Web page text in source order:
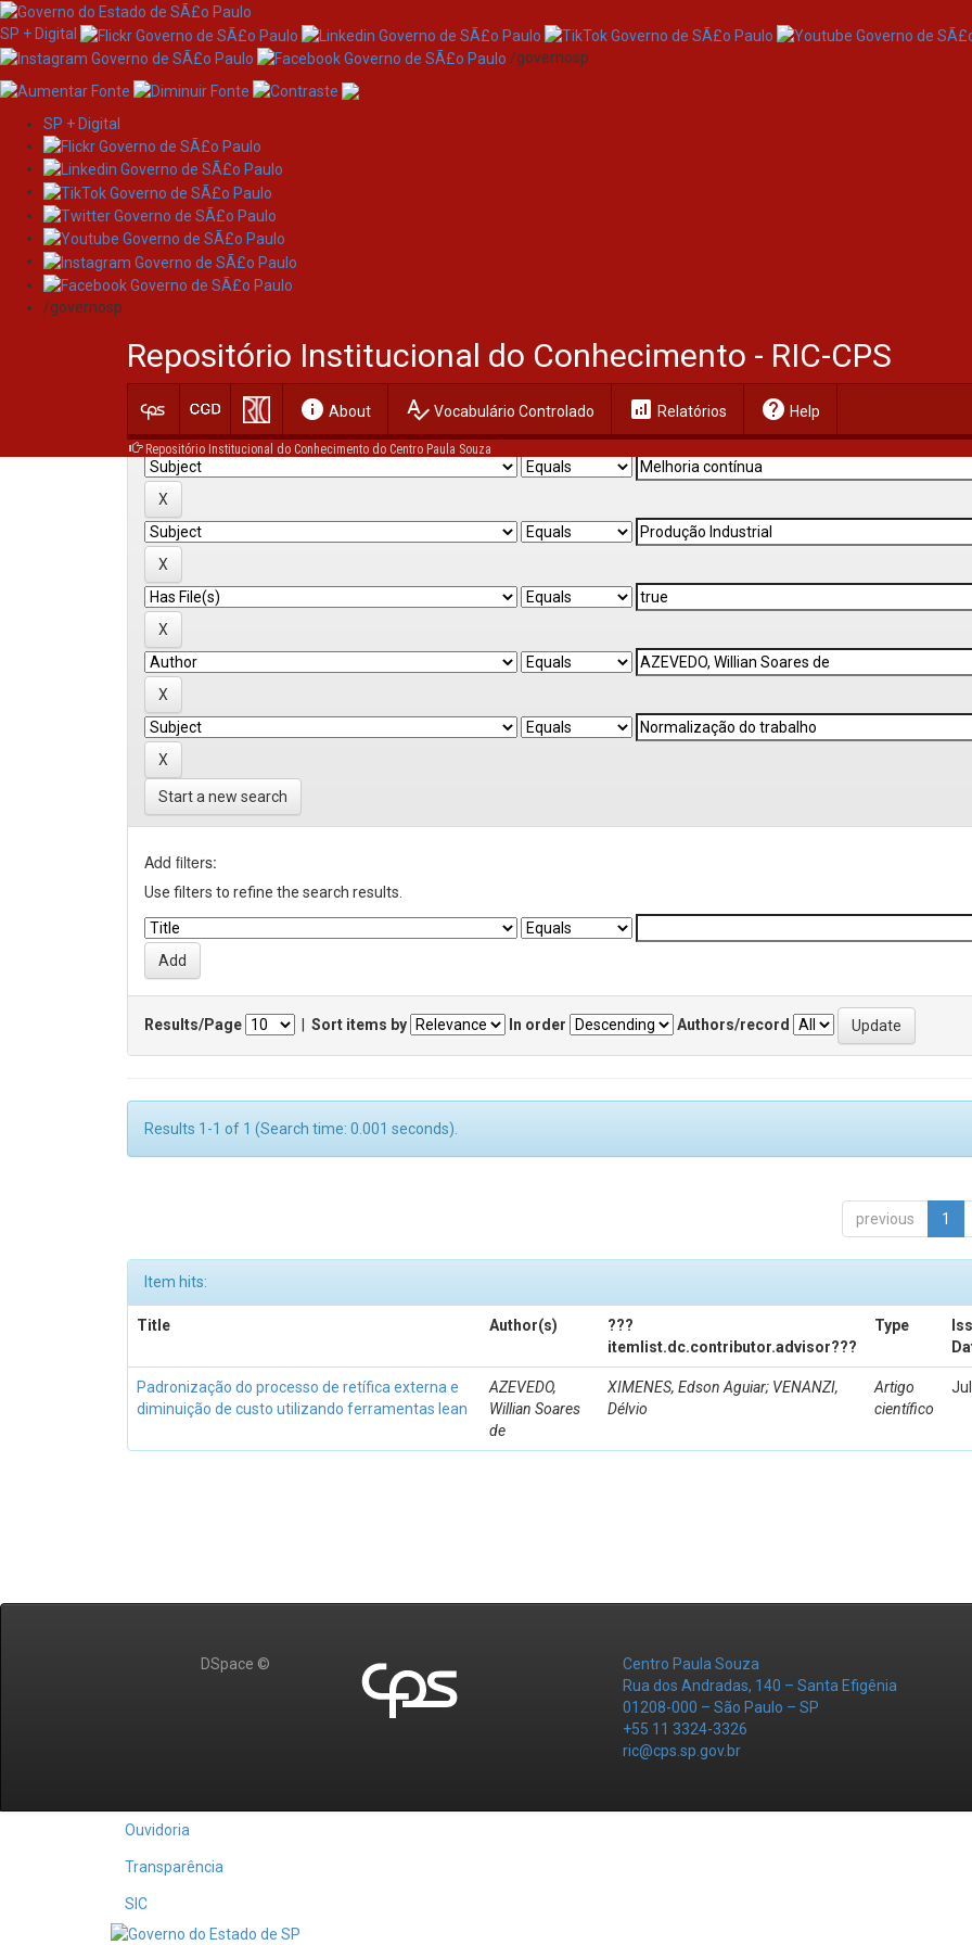
Skip
navigation
SP + Digital
/governosp
SP + Digital
/governosp
Repositório Institucional do Conhecimento - RIC-CPS
info About spellcheck Vocabulário Controlado analytics Relatórios help Help
Repositório Institucional do Conhecimento do Centro Paula Souza
Search
Current filters:
Start a new search
Add filters:
Use filters to refine the search results.
Results/Page Sort items by In order Authors/record
Results 1-1 of 1 (Search time: 0.001 seconds).
previous 1
Item hits:
Title Author(s)
???
itemlist.dc.contributor.advisor???
Type
Padronização do processo de retífica externa e
diminuição de custo utilizando ferramentas lean
AZEVEDO,
Willian Soares
de
XIMENES, Edson Aguiar; VENANZI,
Délvio
Artigo
científico
DSpace ©
Centro Paula Souza
Rua dos Andradas, 140 – Santa Efigênia
01208-000 – São Paulo – SP
+55 11 3324-3326
ric@cps.sp.gov.br
Ouvidoria
Transparência
SIC